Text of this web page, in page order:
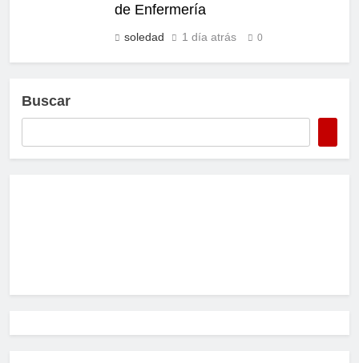
de Enfermería
soledad 1 día atrás 0
Buscar